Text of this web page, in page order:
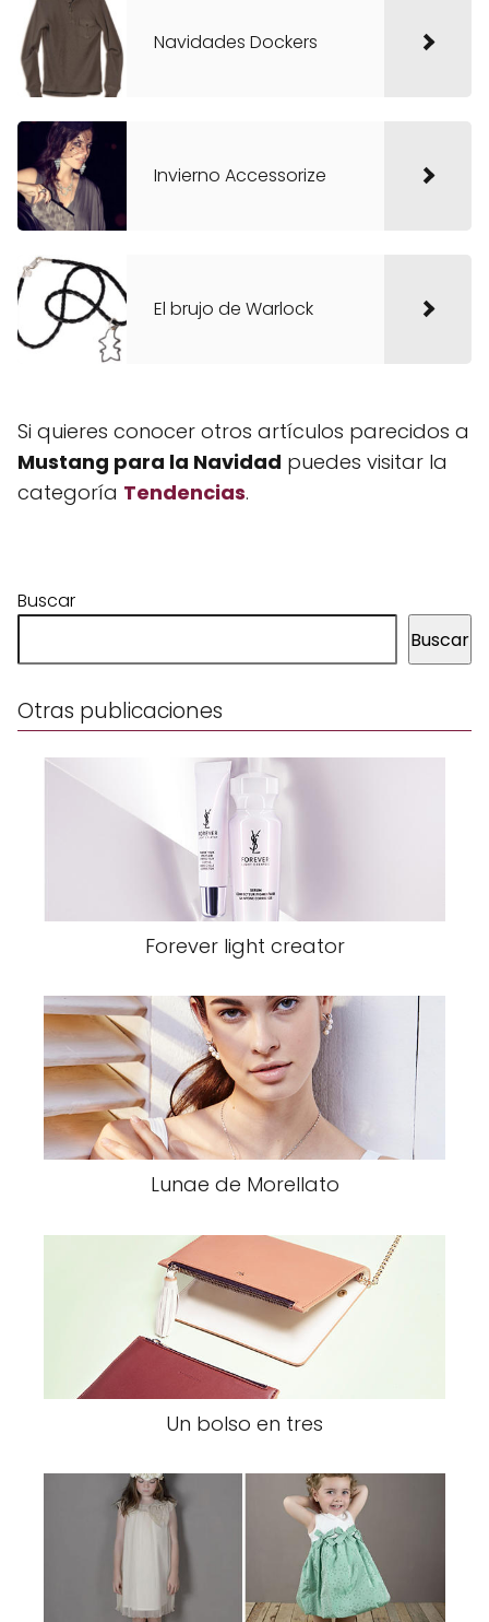
Navidades Dockers
Invierno Accessorize
El brujo de Warlock
Si quieres conocer otros artículos parecidos a
Mustang para la Navidad puedes visitar la
categoría Tendencias.
Buscar
Buscar
Otras publicaciones
Forever light creator
Lunae de Morellato
Un bolso en tres